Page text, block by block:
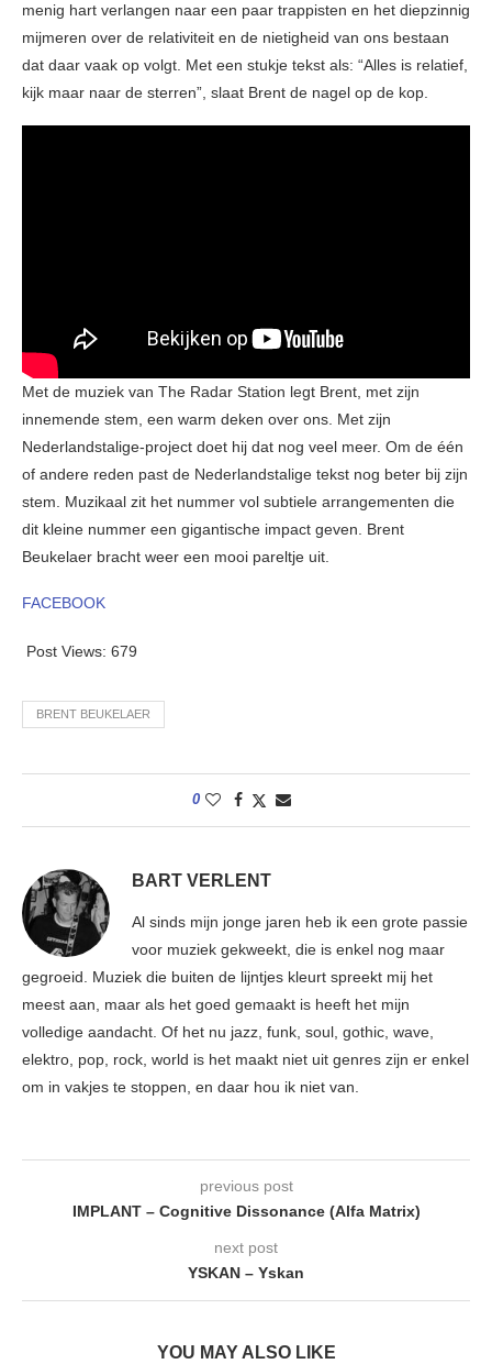
menig hart verlangen naar een paar trappisten en het diepzinnig
mijmeren over de relativiteit en de nietigheid van ons bestaan
dat daar vaak op volgt. Met een stukje tekst als: “Alles is relatief,
kijk maar naar de sterren”, slaat Brent de nagel op de kop.
Met de muziek van The Radar Station legt Brent, met zijn
innemende stem, een warm deken over ons. Met zijn
Nederlandstalige-project doet hij dat nog veel meer. Om de één
of andere reden past de Nederlandstalige tekst nog beter bij zijn
stem. Muzikaal zit het nummer vol subtiele arrangementen die
dit kleine nummer een gigantische impact geven. Brent
Beukelaer bracht weer een mooi pareltje uit.
FACEBOOK
Post Views: 679
BRENT BEUKELAER
0
BART VERLENT
Al sinds mijn jonge jaren heb ik een grote passie
voor muziek gekweekt, die is enkel nog maar
gegroeid. Muziek die buiten de lijntjes kleurt spreekt mij het
meest aan, maar als het goed gemaakt is heeft het mijn
volledige aandacht. Of het nu jazz, funk, soul, gothic, wave,
elektro, pop, rock, world is het maakt niet uit genres zijn er enkel
om in vakjes te stoppen, en daar hou ik niet van.
previous post
IMPLANT – Cognitive Dissonance (Alfa Matrix)
next post
YSKAN – Yskan
YOU MAY ALSO LIKE